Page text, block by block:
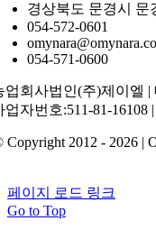
경상북도 문경시 문
054-572-0601
054-571-0600
업회사법인(주)제이엘
업자번호:511-81-
Copyright 2012 - 2026 |
페이지 로드 링크
Go to Top